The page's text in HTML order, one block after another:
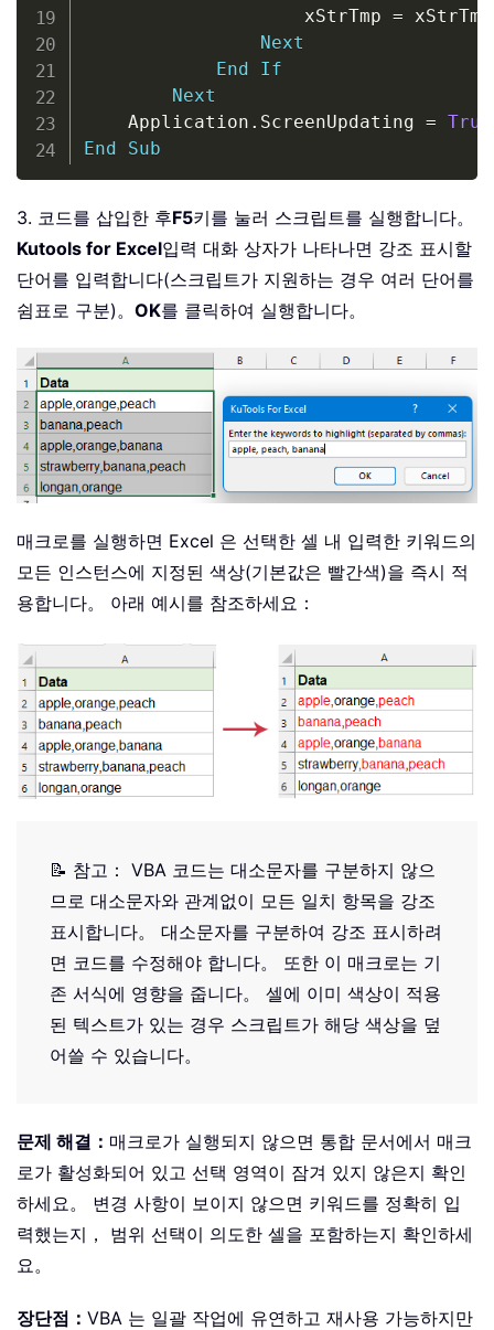
                    xStrTmp
=
Next
End
If
Next
    Application
. ScreenUpdating = True
End
Sub
3. 코드를 삽입한 후F5키를 눌러 스크립트를 실행합니다。
Kutools for Excel입력 대화 상자가 나타나면 강조 표시할
단어를 입력합니다(스크립트가 지원하는 경우 여러 단어를
쉼표로 구분)。 OK를 클릭하여 실행합니다。
매크로를 실행하면 Excel 은 선택한 셀 내 입력한 키워드의
모든 인스턴스에 지정된 색상(기본값은 빨간색)을 즉시 적
용합니다。 아래 예시를 참조하세요：
📝 참고： VBA 코드는 대소문자를 구분하지 않으
므로 대소문자와 관계없이 모든 일치 항목을 강조
표시합니다。 대소문자를 구분하여 강조 표시하려
면 코드를 수정해야 합니다。 또한 이 매크로는 기
존 서식에 영향을 줍니다。 셀에 이미 색상이 적용
된 텍스트가 있는 경우 스크립트가 해당 색상을 덮
어쓸 수 있습니다。
문제 해결： 매크로가 실행되지 않으면 통합 문서에서 매크
로가 활성화되어 있고 선택 영역이 잠겨 있지 않은지 확인
하세요。 변경 사항이 보이지 않으면 키워드를 정확히 입
력했는지， 범위 선택이 의도한 셀을 포함하는지 확인하세
요。
장단점： VBA 는 일괄 작업에 유연하고 재사용 가능하지만